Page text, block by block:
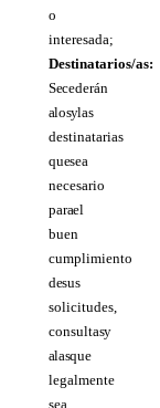
o
interesada;
Destinatarios/as:
Se cederán
a los y las
destinatarias
que sea
necesario
para el
buen
cumplimiento
de sus
solicitudes,
consultas y
a las que
legalmente
sea